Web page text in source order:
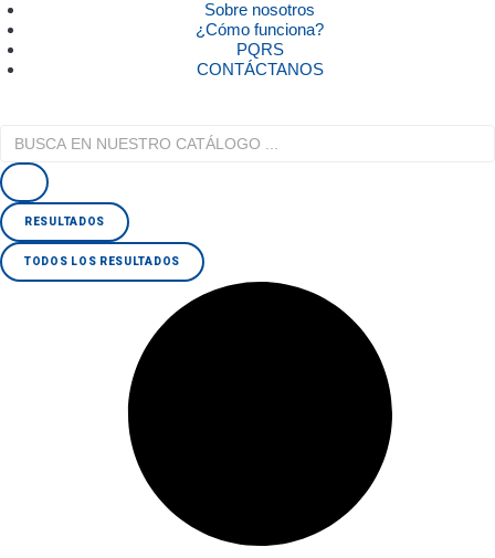
Sobre nosotros
¿Cómo funciona?
PQRS
CONTÁCTANOS
RESULTADOS
TODOS LOS RESULTADOS